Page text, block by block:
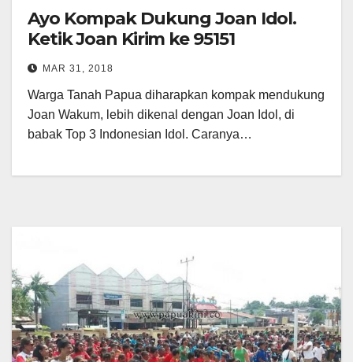
Ayo Kompak Dukung Joan Idol.
Ketik Joan Kirim ke 95151
MAR 31, 2018
Warga Tanah Papua diharapkan kompak mendukung
Joan Wakum, lebih dikenal dengan Joan Idol, di
babak Top 3 Indonesian Idol. Caranya…